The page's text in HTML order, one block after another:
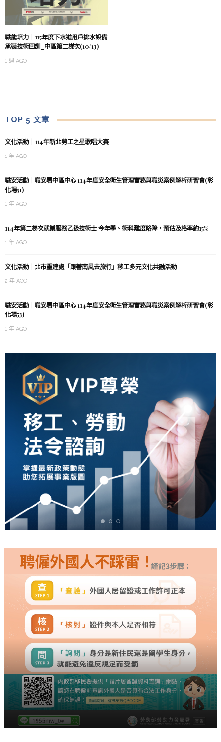
職能培力｜115年度下水道用戶排水設備
承裝技術回訓_中區第二梯次(10/13)
1 週 AGO
TOP 5 文章
文化活動｜114年新北勞工之星歌唱大賽
1 年 AGO
職安活動｜職安署中區中心 114年度安全衛生管理實務與職災案例解析研習會(彰
化場51)
1 年 AGO
114年第二梯次就業服務乙級技術士 今年學、術科難度略降，預估及格率約15%
1 年 AGO
文化活動｜北市重建處「跟著南風去旅行」移工多元文化共融活動
2 年 AGO
職安活動｜職安署中區中心 114年度安全衛生管理實務與職災案例解析研習會(彰
化場53)
1 年 AGO